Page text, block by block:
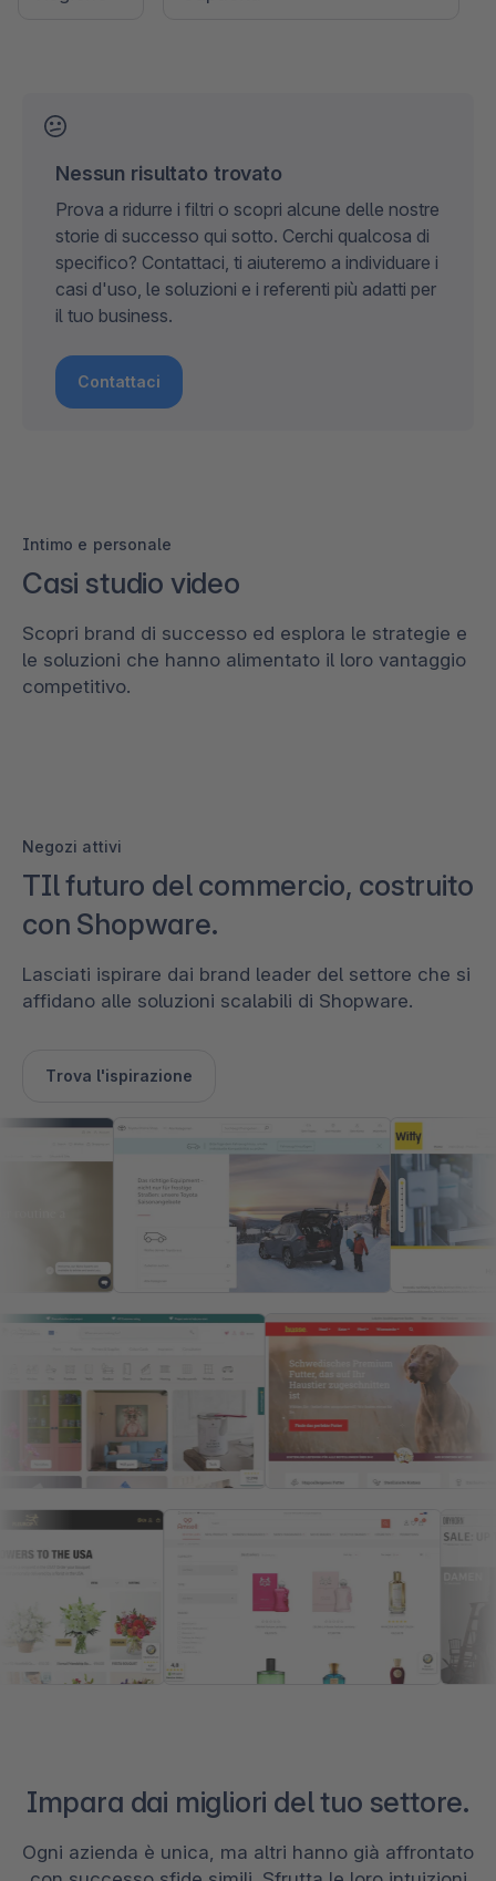
Nessun risultato trovato
Prova a ridurre i filtri o scopri alcune delle nostre
storie di successo qui sotto. Cerchi qualcosa di
specifico? Contattaci, ti aiuteremo a individuare i
casi d'uso, le soluzioni e i referenti più adatti per
il tuo business.
Contattaci
Intimo e personale
Casi studio video
Scopri brand di successo ed esplora le strategie e
le soluzioni che hanno alimentato il loro vantaggio
competitivo.
Negozi attivi
TIl futuro del commercio, costruito
con Shopware.
Lasciati ispirare dai brand leader del settore che si
affidano alle soluzioni scalabili di Shopware.
Trova l'ispirazione
Impara dai migliori del tuo settore.
Ogni azienda è unica, ma altri hanno già affrontato